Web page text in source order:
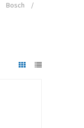
Bosch
/